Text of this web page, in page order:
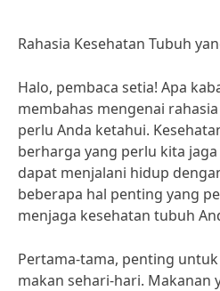
Rahasia Kesehatan Tubuh
Halo, pembaca setia! Apa
membahas mengenai
perlu Anda ketahui.
berharga yang perlu kita
dapat menjalani hidup
beberapa hal penting yang
menjaga kesehatan tubuh
Pertama-tama, penting
makan sehari-hari. Makanan